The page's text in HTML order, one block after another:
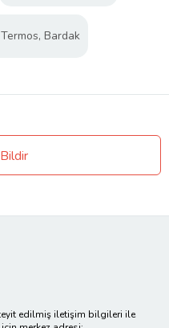
Bardak
teyit edilmiş iletişim bilgileri ile